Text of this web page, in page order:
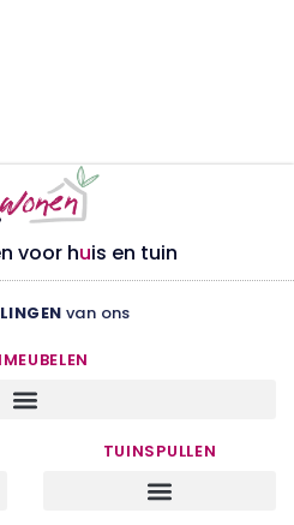
voor huis en tuin
van ons
TUINSPULLEN